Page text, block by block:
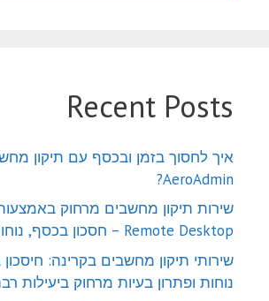
Recent Posts
איך לחסוך בזמן ובכסף עם תיקון
AeroAdmin?
Remote Desktop – חסכון בכסף, נוחות ויעילות
שירותי תיקון מחשבים בקרינה: חיסכון
נוחות ופתרון בעיות מרחוק ביעילות